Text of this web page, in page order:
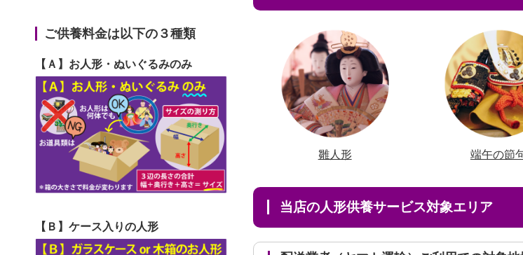
雛人形 端午の節
当店の人形供養サービス対象エリア
一緒にお雛様を出しました。
お...
2026/06/28きちんと供養して
いただけると思ったので、お
ぐるみを供養いただいたこと
が...
しても良いですか？
第73回人形供養祭
第72回人形供養祭
令和6年9月9日(月)
第71回人形供養祭
令和6年8月1日(木)
第70回人形供養祭
第69回人形供養祭
ご供養料金は以下の３種類
【Ａ】お人形・ぬいぐるみのみ
【Ｂ】ケース入りの人形